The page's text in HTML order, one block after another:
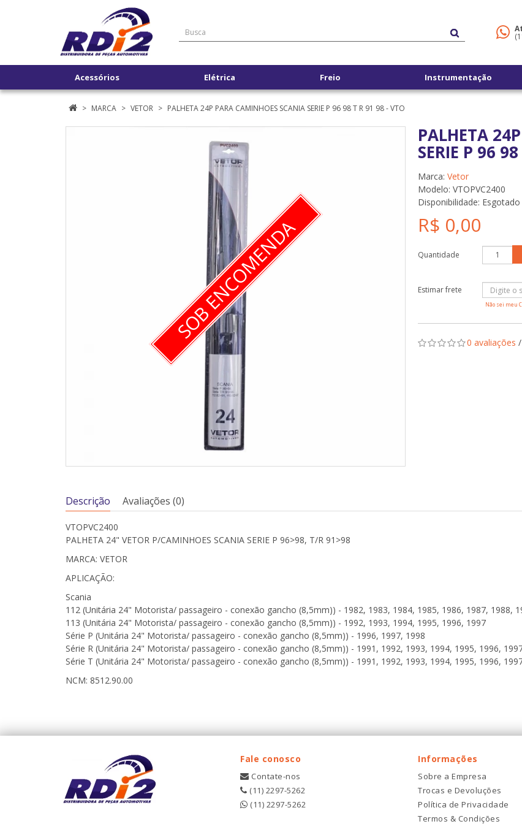
Acessórios Elétrica Freio Instrumentação
MARCA VETOR PALHETA 24P PARA CAMINHOES SCANIA SERIE P 96 98 T R 91 98 - VTO
SOB ENCOMENDA
PALHETA
SERIE P 96
Marca: Vetor
Modelo: VTOPVC2400
Disponibilidade: Esgotado
R$ 0,00
Quantidade
Não sei meu
0 avaliações /
Descrição Avaliações (0)
VTOPVC2400
PALHETA 24" VETOR P/CAMINHOES SCANIA SERIE P 96>98, T/R 91>98
MARCA: VETOR
APLICAÇÃO:
Scania
112 (Unitária 24" Motorista/ passageiro - conexão gancho (8,5mm)) - 1982, 1983, 1984, 1985, 1986, 1987, 1988,
113 (Unitária 24" Motorista/ passageiro - conexão gancho (8,5mm)) - 1992, 1993, 1994, 1995, 1996, 1997
Série P (Unitária 24" Motorista/ passageiro - conexão gancho (8,5mm)) - 1996, 1997, 1998
Série R (Unitária 24" Motorista/ passageiro - conexão gancho (8,5mm)) - 1991, 1992, 1993, 1994, 1995, 1996,
Série T (Unitária 24" Motorista/ passageiro - conexão gancho (8,5mm)) - 1991, 1992, 1993, 1994, 1995, 1996,
NCM: 8512.90.00
Fale conosco
Contate-nos
(11) 2297-5262
(11) 2297-5262
Informações
Sobre a Empresa
Trocas e Devoluções
Política de Privacidade
Termos & Condições